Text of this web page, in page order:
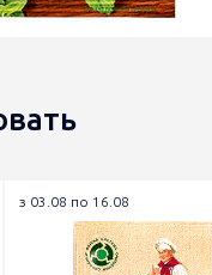
з 03.08 по 16.08